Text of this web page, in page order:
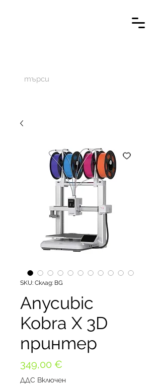
SKU: Склад: BG
Anycubic
Kobra X 3D
принтер
349,00 €
ДДС Включен